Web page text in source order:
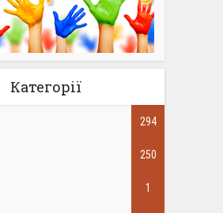
Категорії
294
250
1